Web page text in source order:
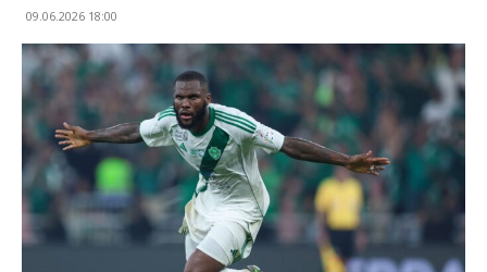
09.06.2026 18:00